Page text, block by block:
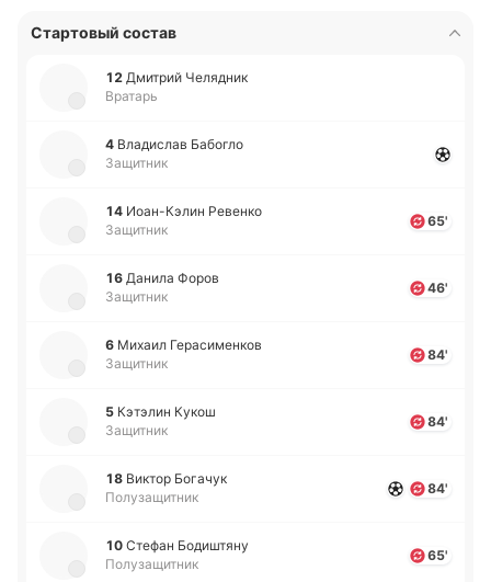
Стартовый состав
12 Дми­трий Че­ля­дник
Вратарь
4 Вла­ди­слав Ба­бо­гло
Защитник
14 Иоа­н-Кэ­лин Ре­ве­нко
Защитник
65'
16 Данила Форов
Защитник
46'
6 Михаил Ге­ра­си­ме­нков
Защитник
84'
5 Кэ­тэ­лин Кукош
Защитник
84'
18 Виктор Бо­га­чук
Полузащитник
84'
10 Стефан Бо­ди­штя­ну
Полузащитник
65'